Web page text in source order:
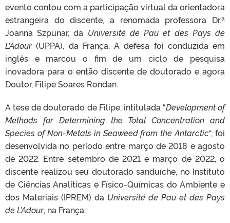
evento contou com a participação virtual da orientadora
estrangeira do discente, a renomada professora Dr.ª
Joanna Szpunar, da Université de Pau et des Pays de
L’Adour (UPPA), da França. A defesa foi conduzida em
inglês e marcou o fim de um ciclo de pesquisa
inovadora para o então discente de doutorado e agora
Doutor, Filipe Soares Rondan.
A tese de doutorado de Filipe, intitulada “Development of
Methods for Determining the Total Concentration and
Species of Non-Metals in Seaweed from the Antarctic“, foi
desenvolvida no período entre março de 2018 e agosto
de 2022. Entre setembro de 2021 e março de 2022, o
discente realizou seu doutorado sanduíche, no Instituto
de Ciências Analíticas e Físico-Químicas do Ambiente e
dos Materiais (IPREM) da Université de Pau et des Pays
de L’Adour, na França.